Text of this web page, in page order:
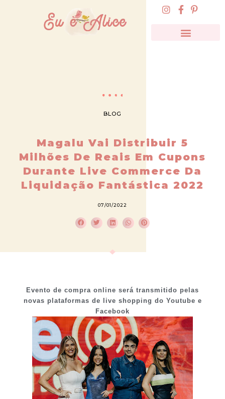
BLOG
Magalu Vai Distribuir 5
Milhões De Reais Em Cupons
Durante Live Commerce Da
Liquidação Fantástica 2022
07/01/2022
Evento de compra online será transmitido pelas
novas plataformas de live shopping do Youtube e
Facebook